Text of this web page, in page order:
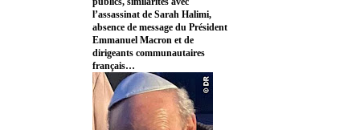
l’assassinat de Sarah Halimi,
absence de message du Président
Emmanuel Macron et de
dirigeants communautaires
français…